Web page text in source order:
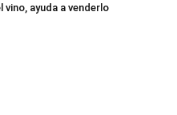
vino, ayuda a venderlo